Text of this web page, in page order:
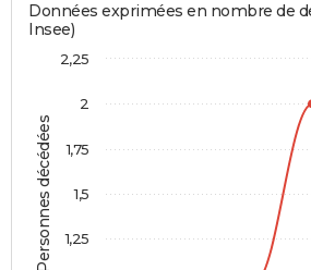
Personnes décédées
Données exprimées en nombre de
Insee)
1,25
1,5
1,75
2
2,25